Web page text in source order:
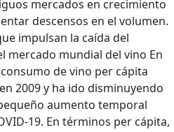
mercados en crecimiento
descensos en el volumen.
impulsan la caída del
mercado mundial del vino En
de vino per cápita
2009 y ha ido disminuyendo
aumento temporal
19. En términos per cápita,